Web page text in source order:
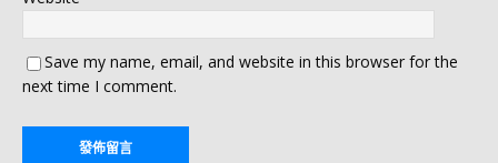
Save my name, email, and website in this browser for the
next time I comment.